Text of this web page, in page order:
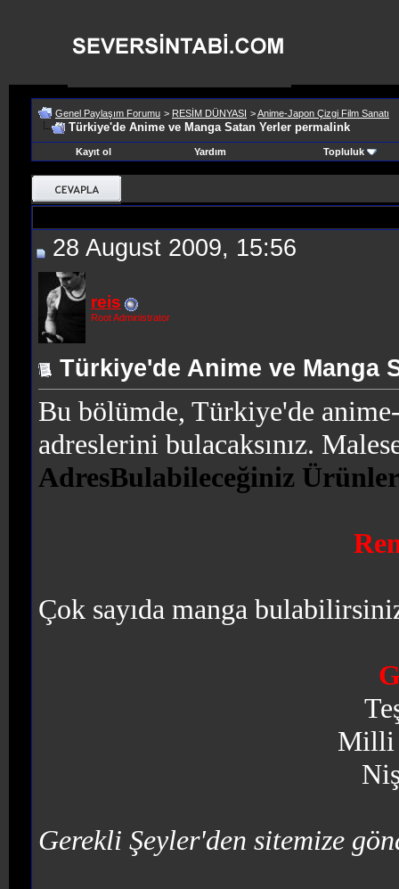
Genel Paylaşım Forumu > RESİM DÜNYASI >Anime-Japon Çizgi Film Sanatı
Türkiye'de Anime ve Manga Satan Yerler permalink
Kayıt ol Yardım Topluluk
28 August 2009, 15:56
reis
Root Administrator
Türkiye'de Anime ve Manga
Bu bölümde, Türkiye'de
adreslerini bulacaksınız.
AdresBulabileceğiniz Ürünler
Çok sayıda manga
Milli
Gerekli Şeyler'den sitemize